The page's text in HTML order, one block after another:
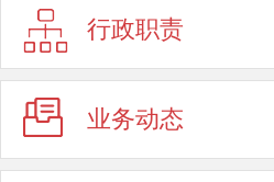
行政职责
业务动态